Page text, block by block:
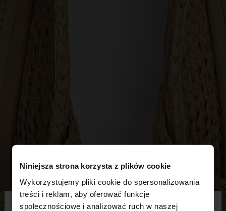
Niniejsza strona korzysta z plików cookie
Wykorzystujemy pliki cookie do spersonalizowania
treści i reklam, aby oferować funkcje
społecznościowe i analizować ruch w naszej
witaj